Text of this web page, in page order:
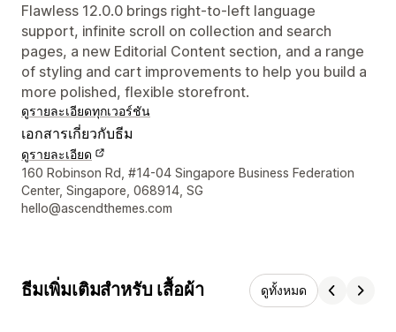
Flawless 12.0.0 brings right-to-left language
support, infinite scroll on collection and search
pages, a new Editorial Content section, and a range
of styling and cart improvements to help you build a
more polished, flexible storefront.
ดูรายละเอียดทุกเวอร์ชัน
เอกสารเกี่ยวกับธีม
ดูรายละเอียด
รายละเอียดการติดต่อผู้ออกแบบ
160 Robinson Rd, #14-04 Singapore Business Federation
Center, Singapore, 068914, SG
hello@ascendthemes.com
ธีมเพิ่มเติมสำหรับ เสื้อผ้า ดูทั้งหมด